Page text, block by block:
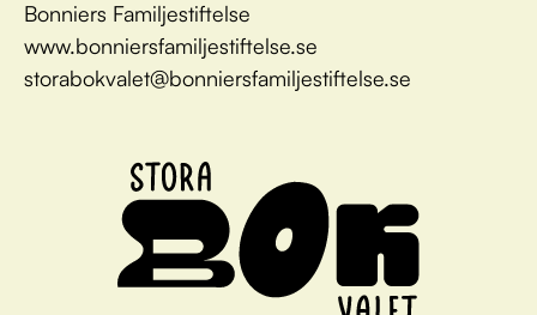
Bonniers Familjestiftelse
www.bonniersfamiljestiftelse.se
storabokvalet@bonniersfamiljestiftelse.se